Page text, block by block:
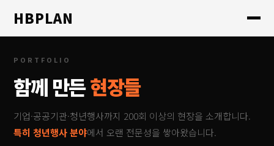
HBPLAN
PORTFOLIO
함께 만든현장들
기업·공공기관·청년행사까지 200회 이상의 현장을 소개합니다.
특히 청년행사 분야에서 오랜 전문성을 쌓아왔습니다.